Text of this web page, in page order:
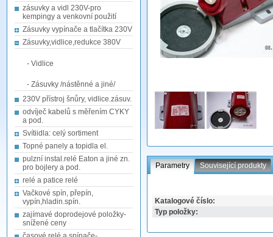
zásuvky a vidl 230V-pro
kempingy a venkovní použití
Zásuvky vypínače a tlačítka 230V
Zásuvky,vidlice,redukce 380V
- Vidlice
- Zásuvky /nástěnné a jiné/
230V přístroj šnůry, vidlice.zásuv.
odvíječ kabelů s měřením CYKY
a pod.
Svítiidla: celý sortiment
Topné panely a topidla el.
pulzní instal.relé Eaton a jiné zn.
pro bojlery a pod.
relé a patice relé
Vačkové spín, přepín,
vypín,hladin.spín.
zajímavé doprodejové položky-
snížené ceny
Parametry Související produkty
Katalogové číslo:
Typ položky: